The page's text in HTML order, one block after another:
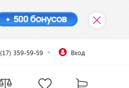
(17) 359-59-59 Вход